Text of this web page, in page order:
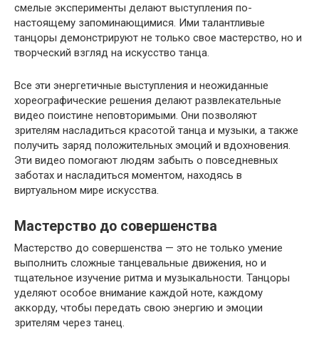
смелые эксперименты делают выступления по-
настоящему запоминающимися. Ими талантливые
танцоры демонстрируют не только свое мастерство, но и
творческий взгляд на искусство танца.
Все эти энергетичные выступления и неожиданные
хореографические решения делают развлекательные
видео поистине неповторимыми. Они позволяют
зрителям насладиться красотой танца и музыки, а также
получить заряд положительных эмоций и вдохновения.
Эти видео помогают людям забыть о повседневных
заботах и насладиться моментом, находясь в
виртуальном мире искусства.
Мастерство до совершенства
Мастерство до совершенства — это не только умение
выполнить сложные танцевальные движения, но и
тщательное изучение ритма и музыкальности. Танцоры
уделяют особое внимание каждой ноте, каждому
аккорду, чтобы передать свою энергию и эмоции
зрителям через танец.